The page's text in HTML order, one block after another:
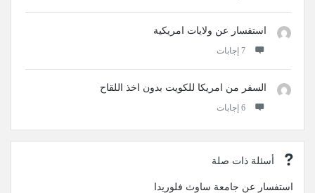
استفسار عن ولايات امريكية
‫7 إجابات
السفر من امريكا للكويت بدون اخذ اللقاح
‫6 إجابات
أسئلة ذات صلة
استفسار عن جامعة ساوث فلوريدا